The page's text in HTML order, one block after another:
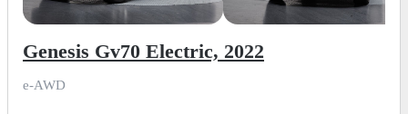
Genesis Gv70 Electric, 2022
e-AWD